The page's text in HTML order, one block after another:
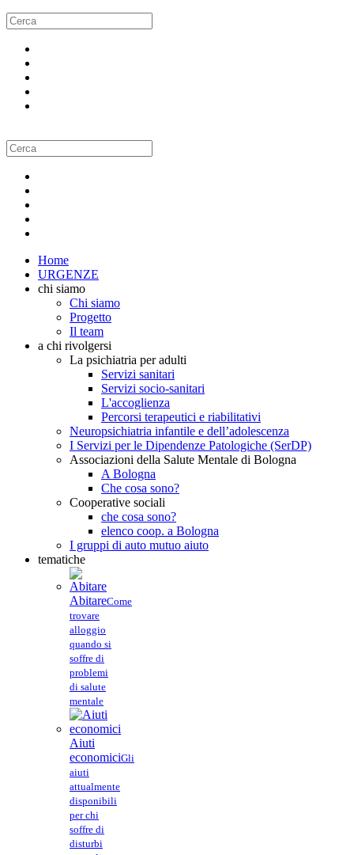
Home
URGENZE
chi siamo
Chi siamo
Progetto
Il team
a chi rivolgersi
La psichiatria per adulti
Servizi sanitari
Servizi socio-sanitari
L'accoglienza
Percorsi terapeutici e riabilitativi
Neuropsichiatria infantile e dell’adolescenza
I Servizi per le Dipendenze Patologiche (SerDP)
Associazioni della Salute Mentale di Bologna
A Bologna
Che cosa sono?
Cooperative sociali
che cosa sono?
elenco coop. a Bologna
I gruppi di auto mutuo aiuto
tematiche
AbitareCome
trovare
alloggio
quando si
soffre di
problemi
di salute
mentale
Aiuti
economiciGli
aiuti
attualmente
disponibili
per chi
soffre di
disturbi